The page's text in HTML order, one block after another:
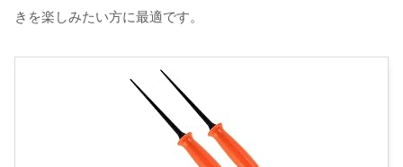
きを楽しみたい方に最適です。